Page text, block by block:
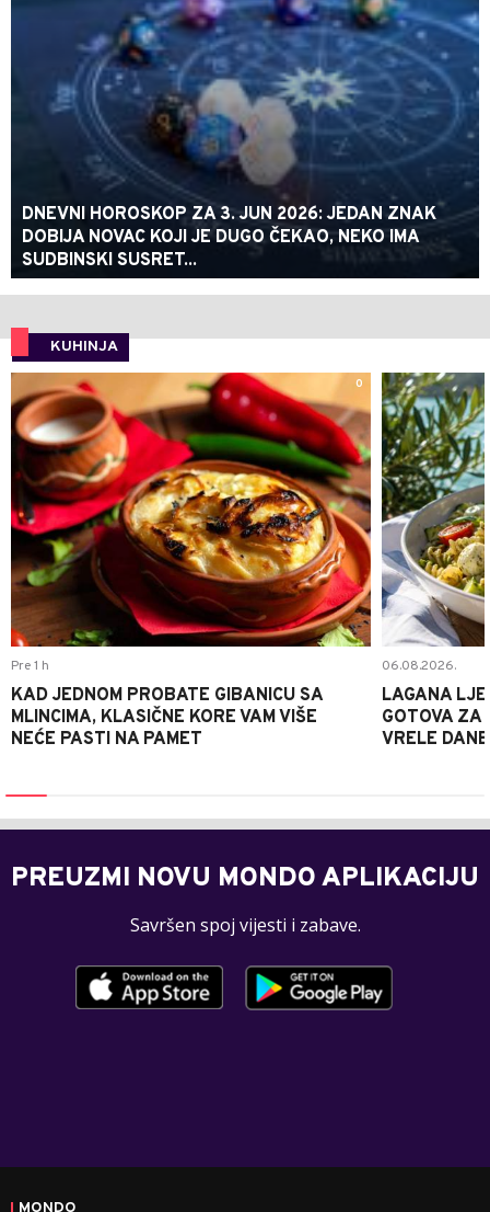
DNEVNI HOROSKOP ZA 3. JUN 2026: JEDAN ZNAK
DOBIJA NOVAC KOJI JE DUGO ČEKAO, NEKO IMA
SUDBINSKI SUSRET...
KUHINJA
0
Pre 1 h
KAD JEDNOM PROBATE GIBANICU SA
MLINCIMA, KLASIČNE KORE VAM VIŠE
NEĆE PASTI NA PAMET
06.08.2026.
LAGANA
GOTOVA ZA
VRELE DANE
PREUZMI NOVU MONDO APLIKACIJU
Savršen spoj vijesti i zabave.
MONDO